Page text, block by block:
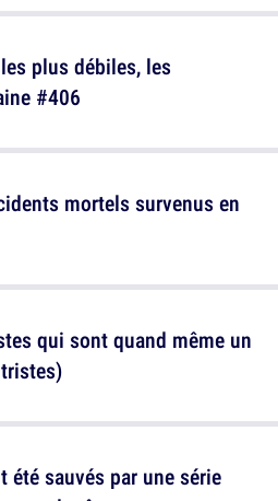
mortels survenus en
été sauvés par une série
plus débiles, les
#406
qui sont quand même un